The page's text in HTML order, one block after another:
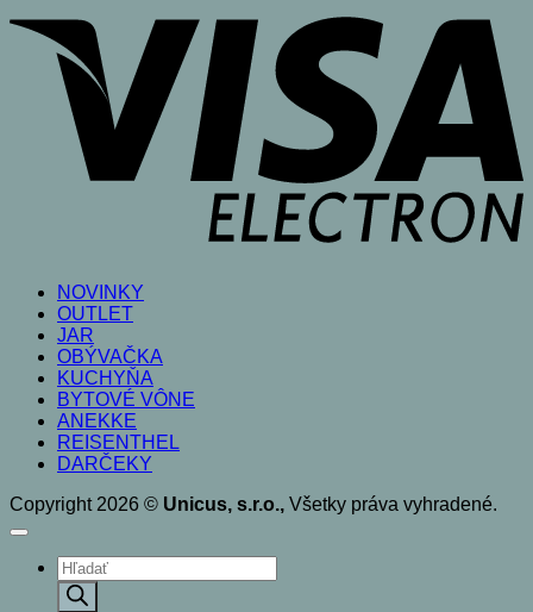
NOVINKY
OUTLET
JAR
OBÝVAČKA
KUCHYŇA
BYTOVÉ VÔNE
ANEKKE
REISENTHEL
DARČEKY
Copyright 2026 © Unicus, s.r.o., Všetky práva vyhradené.
Products
search